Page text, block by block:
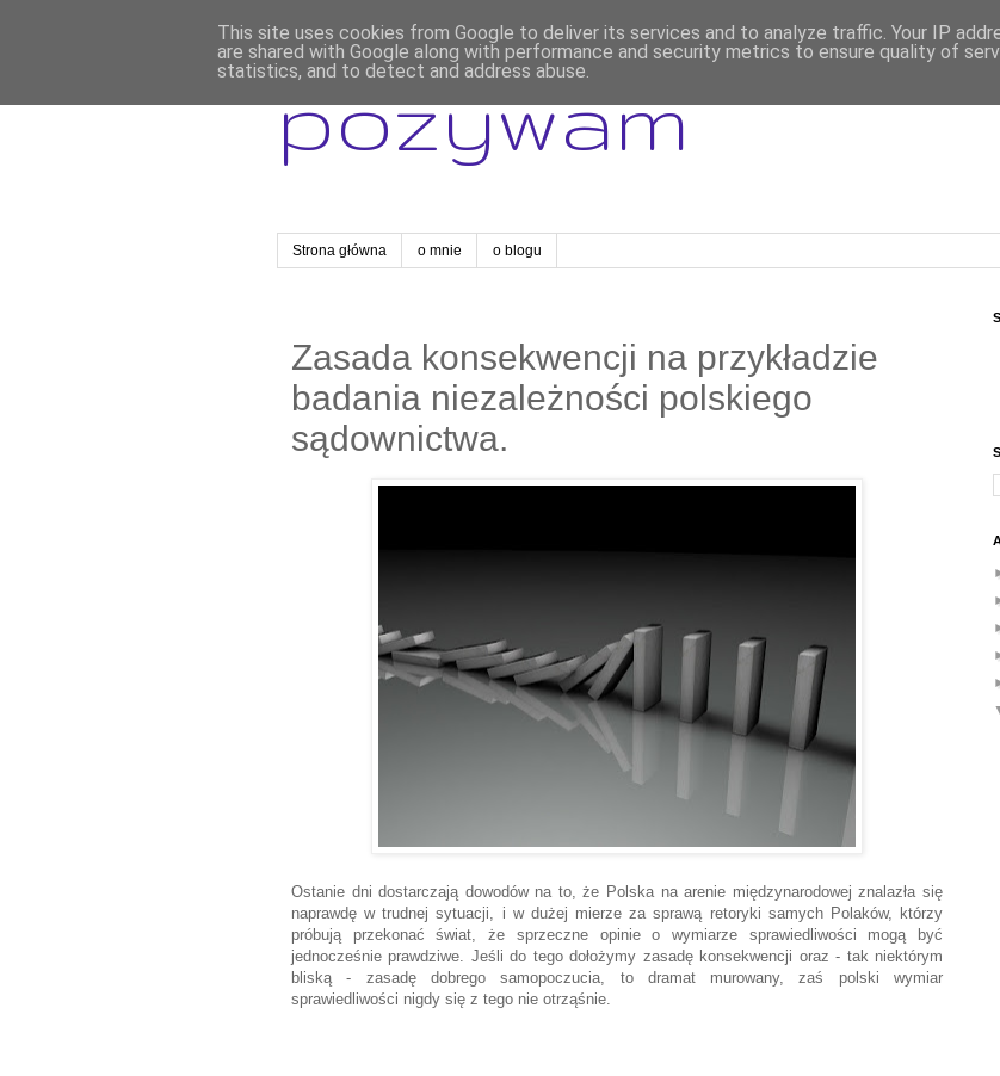
pozywam
Strona główna o mnie o blogu
Zasada konsekwencji na przykładzie
badania niezależności polskiego
sądownictwa.
Ostanie dni dostarczają dowodów na to, że Polska na arenie międzynarodowej znalazła się
naprawdę w trudnej sytuacji, i w dużej mierze za sprawą retoryki samych Polaków, którzy
próbują przekonać świat, że sprzeczne opinie o wymiarze sprawiedliwości mogą być
jednocześnie prawdziwe. Jeśli do tego dołożymy zasadę konsekwencji oraz - tak niektórym
bliską - zasadę dobrego samopoczucia, to dramat murowany, zaś polski wymiar
sprawiedliwości nigdy się z tego nie otrząśnie.
This site uses cookies from Google to deliver its services and to analyze traffic. Your IP
are shared with Google along with performance and security metrics to ensure quality of
statistics, and to detect and address abuse.